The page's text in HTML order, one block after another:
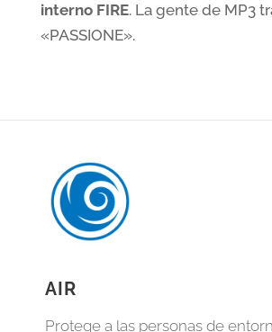
interno FIRE. La gente de MP3
«PASSIONE».
AIR
Protege a las personas de